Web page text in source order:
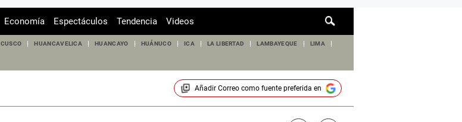
de
Economía Espectáculos Tendencia Videos
CUSCO HUANCAVELICA HUANCAYO HUÁNUCO ICA LA LIBERTAD LAMBAYEQUE LIMA
Añadir Correocomo fuente preferida en